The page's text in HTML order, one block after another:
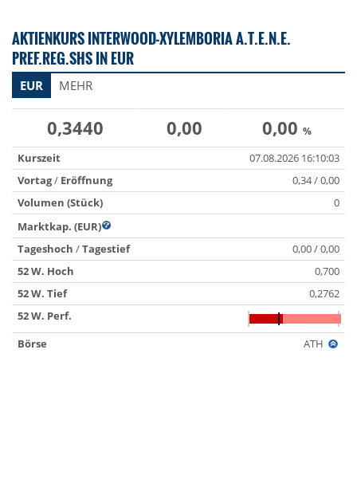
AKTIENKURS INTERWOOD-XYLEMBORIA A.T.E.N.E.
PREF.REG.SHS IN EUR
EUR MEHR
0,3440 0,00 0,00 %
Kurszeit
07.08.2026 16:10:03
Vortag/ Eröffnung
0,34 / 0,00
Volumen (Stück)
0
Marktkap. (EUR)
Tageshoch /Tagestief
0,00 / 0,00
52 W. Hoch
0,700
52 W. Tief
0,2762
52 W. Perf.
Börse
ATH